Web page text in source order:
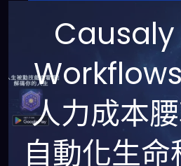
人力成本
自動化生